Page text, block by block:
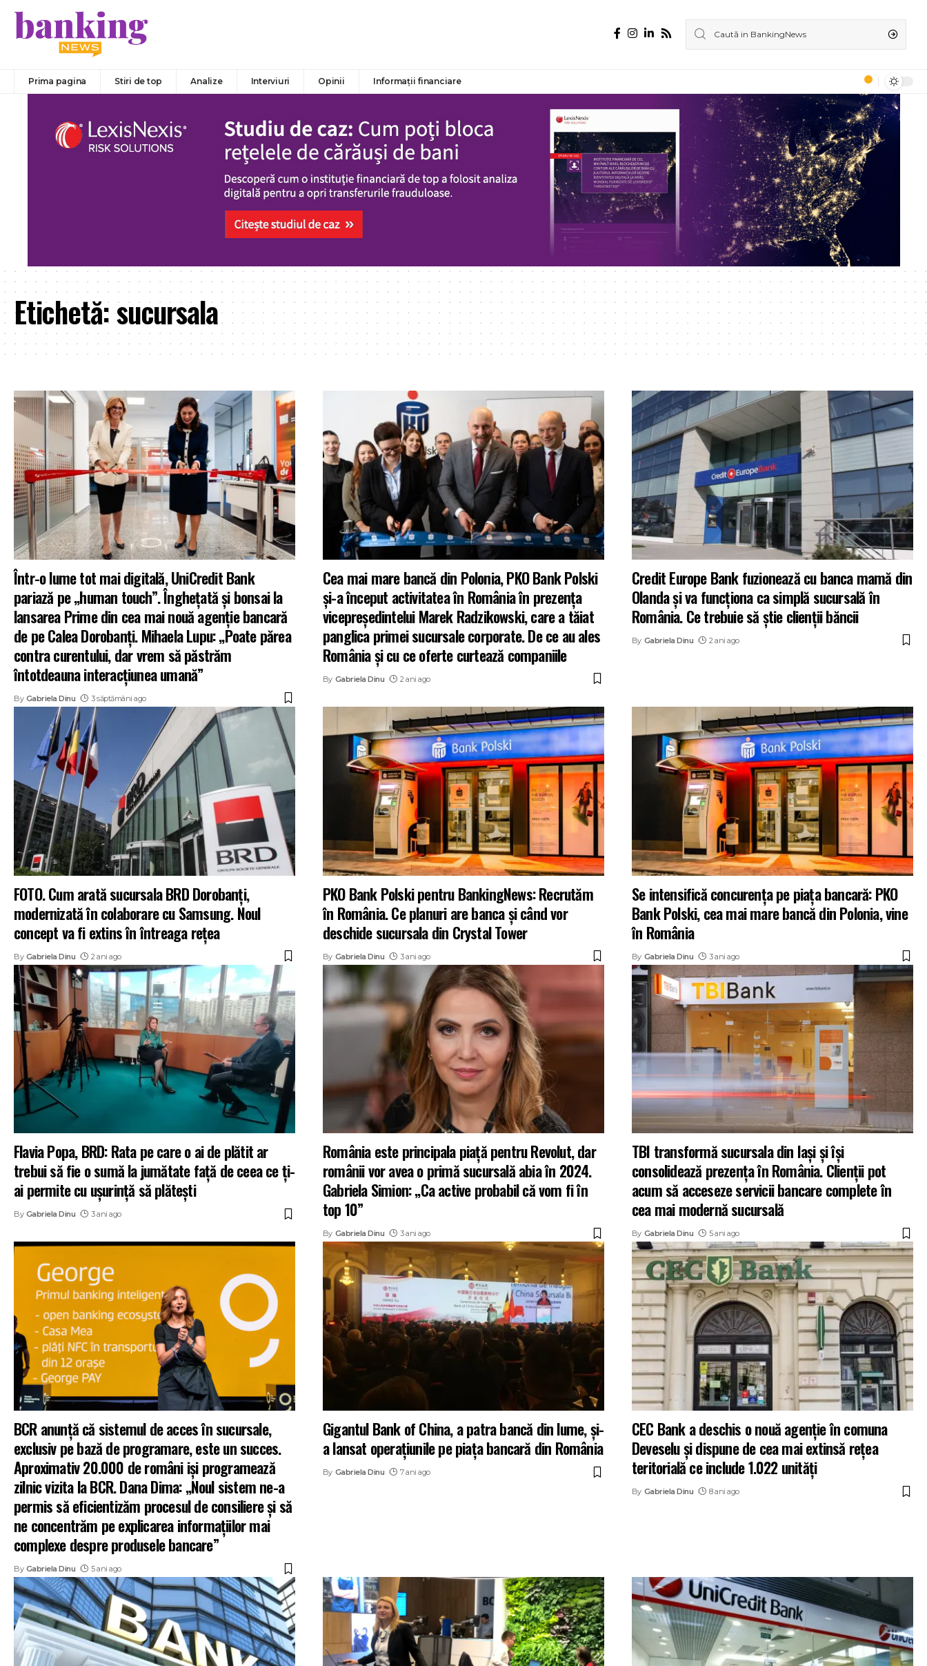
Prima pagina Stiri de top Analize Interviuri Opinii Informații financiare
Etichetă:sucursala
Într-o lume tot mai digitală, UniCredit Bank
pariază pe „human touch”. Înghețată și bonsai la
lansarea Prime din cea mai nouă agenție bancară
de pe Calea Dorobanți. Mihaela Lupu: „Poate părea
contra curentului, dar vrem să păstrăm
întotdeauna interacțiunea umană”
By Gabriela Dinu 3 săptămâni ago
Cea mai mare bancă din Polonia, PKO Bank Polski
și-a început activitatea în România în prezența
vicepreședintelui Marek Radzikowski, care a tăiat
panglica primei sucursale corporate. De ce au ales
România și cu ce oferte curtează companiile
By Gabriela Dinu 2 ani ago
Credit Europe Bank fuzionează cu banca mamă din
Olanda și va funcționa ca simplă sucursală în
România. Ce trebuie să știe clienții băncii
By Gabriela Dinu 2 ani ago
FOTO. Cum arată sucursala BRD Dorobanți,
modernizată în colaborare cu Samsung. Noul
concept va fi extins în întreaga rețea
By Gabriela Dinu 2 ani ago
PKO Bank Polski pentru BankingNews: Recrutăm
în România. Ce planuri are banca și când vor
deschide sucursala din Crystal Tower
By Gabriela Dinu 3 ani ago
Se intensifică concurența pe piața bancară: PKO
Bank Polski, cea mai mare bancă din Polonia, vine
în România
By Gabriela Dinu 3 ani ago
Flavia Popa, BRD: Rata pe care o ai de plătit ar
trebui să fie o sumă la jumătate față de ceea ce ți-
ai permite cu ușurință să plătești
By Gabriela Dinu 3 ani ago
România este principala piață pentru Revolut, dar
românii vor avea o primă sucursală abia în 2024.
Gabriela Simion: „Ca active probabil că vom fi în
top 10”
By Gabriela Dinu 3 ani ago
TBI transformă sucursala din Iași și își
consolidează prezența în România. Clienții pot
acum să acceseze servicii bancare complete în
cea mai modernă sucursală
By Gabriela Dinu 5 ani ago
BCR anunță că sistemul de acces în sucursale,
exclusiv pe bază de programare, este un succes.
Aproximativ 20.000 de români işi programează
zilnic vizita la BCR. Dana Dima: „Noul sistem ne-a
permis să eficientizăm procesul de consiliere și să
ne concentrăm pe explicarea informațiilor mai
complexe despre produsele bancare”
By Gabriela Dinu 5 ani ago
Gigantul Bank of China, a patra bancă din lume, și-
a lansat operațiunile pe piața bancară din România
By Gabriela Dinu 7 ani ago
CEC Bank a deschis o nouă agenție în comuna
Deveselu și dispune de cea mai extinsă rețea
teritorială ce include 1.022 unități
By Gabriela Dinu 8 ani ago